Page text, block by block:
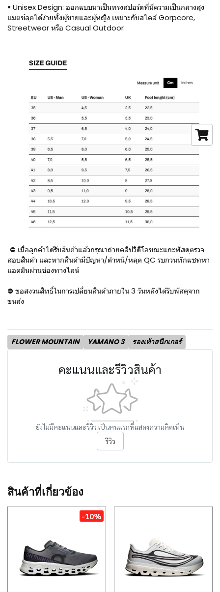
• Unisex Design: ออกแบบมาเป็นทรงสปอร์ตที่มีความเป็นกลางสูง
แมตช์ลุคได้ง่ายทั้งผู้ชายและผู้หญิง เหมาะกับสไตล์ Gorpcore,
Streetwear หรือ Casual Outdoor
⛔ เมื่อลูกค้าได้รับสินค้าแล้วกรุณาถ่ายคลิปวิดีโอขณะแกะพัสดุตรวจ
สอบสินค้า และหากสินค้ามีปัญหา/ตำหนิ/หลุด QC รบกวนทักแชทหา
แอดมินผ่านช่องทางไลน์
⛔ ขอสงวนสิทธิ์ในการเปลี่ยนสินค้าภายใน 3 วันหลังได้รับพัสดุจาก
ขนส่ง
FLOWER MOUNTAIN YAMANO 3 รองเท้าสนีกเกอร์
คะแนนและรีวิวสินค้า
ยังไม่มีคะแนนและรีวิว เป็นคนแรกที่แสดงความคิดเห็น
รีวิว
สินค้าที่เกี่ยวข้อง
-10%